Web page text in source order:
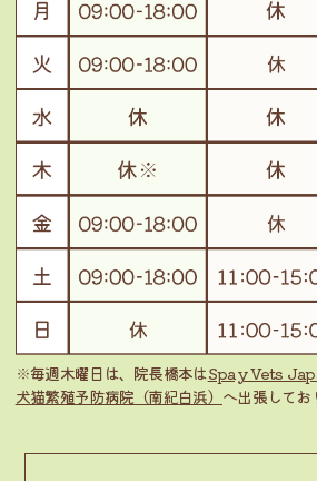
※毎週木曜日は、院長橋本はSpay Vets
犬猫繁殖予防病院（南紀白浜） へ出張してお